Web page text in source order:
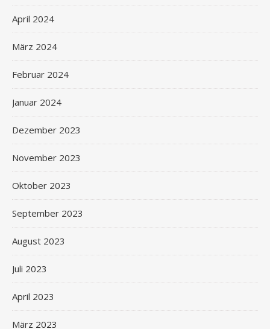
April 2024
März 2024
Februar 2024
Januar 2024
Dezember 2023
November 2023
Oktober 2023
September 2023
August 2023
Juli 2023
April 2023
März 2023